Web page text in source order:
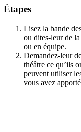
Étapes
Lisez la bande
ou dites-leur de
ou en équipe.
Demandez-leur
théâtre ce qu’ils
peuvent utiliser
vous avez